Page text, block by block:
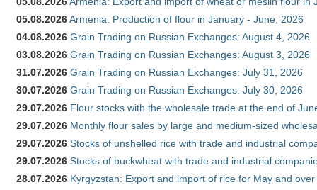
05.08.2026Armenia: Production of flour in January - June, 2026
04.08.2026 Grain Trading on Russian Exchanges: August 4, 2026
03.08.2026 Grain Trading on Russian Exchanges: August 3, 2026
31.07.2026 Grain Trading on Russian Exchanges: July 31, 2026
30.07.2026 Grain Trading on Russian Exchanges: July 30, 2026
29.07.2026 Flour stocks with the wholesale trade at the end of
29.07.2026 Monthly flour sales by large and medium-sized
29.07.2026 Stocks of unshelled rice with trade and industrial
29.07.2026 Stocks of buckwheat with trade and industrial
28.07.2026 Kyrgyzstan: Export and import of rice for May and